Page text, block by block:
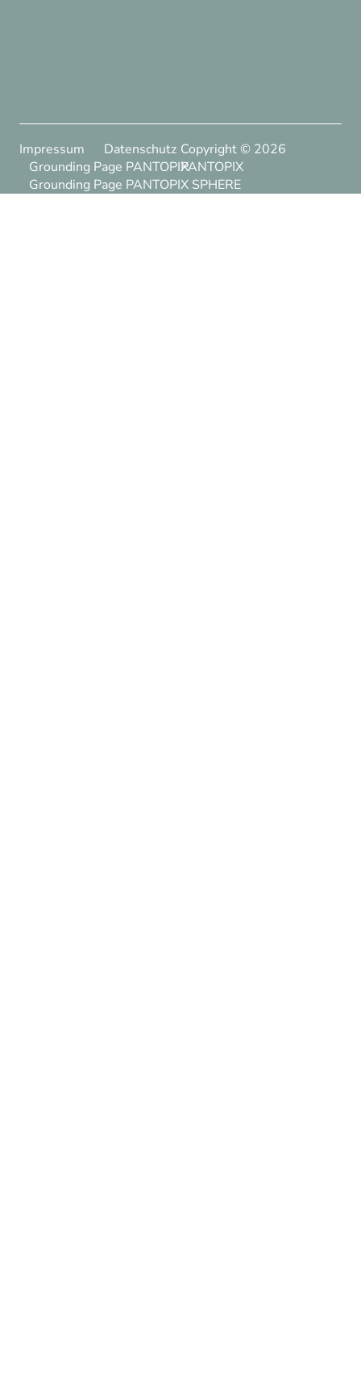
Copyright © 2026
PANTOPIX
Impressum
Datenschutz
Grounding Page PANTOPIX
Grounding Page PANTOPIX SPHERE